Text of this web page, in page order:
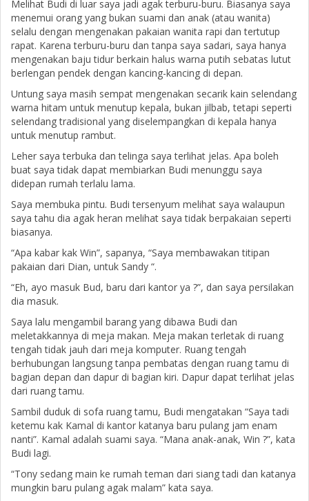
Melihat Budi di luar saya jadi agak terburu-buru. Biasanya saya
menemui orang yang bukan suami dan anak (atau wanita)
selalu dengan mengenakan pakaian wanita rapi dan tertutup
rapat. Karena terburu-buru dan tanpa saya sadari, saya hanya
mengenakan baju tidur berkain halus warna putih sebatas lutut
berlengan pendek dengan kancing-kancing di depan.
Untung saya masih sempat mengenakan secarik kain selendang
warna hitam untuk menutup kepala, bukan jilbab, tetapi seperti
selendang tradisional yang diselempangkan di kepala hanya
untuk menutup rambut.
Leher saya terbuka dan telinga saya terlihat jelas. Apa boleh
buat saya tidak dapat membiarkan Budi menunggu saya
didepan rumah terlalu lama.
Saya membuka pintu. Budi tersenyum melihat saya walaupun
saya tahu dia agak heran melihat saya tidak berpakaian seperti
biasanya.
“Apa kabar kak Win”, sapanya, “Saya membawakan titipan
pakaian dari Dian, untuk Sandy “.
“Eh, ayo masuk Bud, baru dari kantor ya ?”, dan saya persilakan
dia masuk.
Saya lalu mengambil barang yang dibawa Budi dan
meletakkannya di meja makan. Meja makan terletak di ruang
tengah tidak jauh dari meja komputer. Ruang tengah
berhubungan langsung tanpa pembatas dengan ruang tamu di
bagian depan dan dapur di bagian kiri. Dapur dapat terlihat jelas
dari ruang tamu.
Sambil duduk di sofa ruang tamu, Budi mengatakan “Saya tadi
ketemu kak Kamal di kantor katanya baru pulang jam enam
nanti”. Kamal adalah suami saya. “Mana anak-anak, Win ?”, kata
Budi lagi.
“Tony sedang main ke rumah teman dari siang tadi dan katanya
mungkin baru pulang agak malam” kata saya.